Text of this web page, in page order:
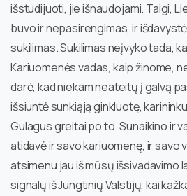
išstudijuoti, jie išnaudojami. Taigi,
buvo ir nepasirengimas, ir
sukilimas. Sukilimas neįvyko tada,
Kariuomenės vadas, kaip žinome,
darė, kad niekam neateitų į galvą
išsiuntė sunkiąją ginkluotę,
Gulagus greitai po to. Sunaikino ir
atidavė ir savo kariuomenę, ir savo
atsimenu jau iš mūsų išsivadavimo
signalų iš Jungtinių Valstijų, kai